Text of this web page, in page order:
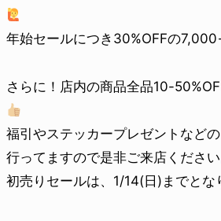
年始セールにつき30%OFFの
さらに！店内の商品全品10-
福引やステッカープレゼントなど
行ってますので是非ご来店ください
初売りセールは、1/14(日)までとな